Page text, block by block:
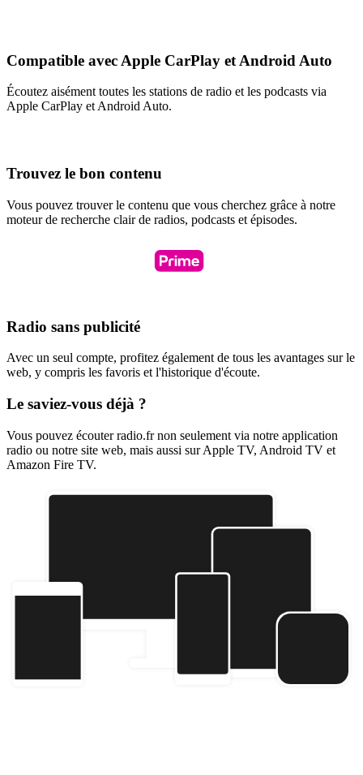
Compatible avec Apple CarPlay et Android Auto
Écoutez aisément toutes les stations de radio et les podcasts via
Apple CarPlay et Android Auto.
Trouvez le bon contenu
Vous pouvez trouver le contenu que vous cherchez grâce à notre
moteur de recherche clair de radios, podcasts et épisodes.
Radio sans publicité
Avec un seul compte, profitez également de tous les avantages sur le
web, y compris les favoris et l'historique d'écoute.
Le saviez-vous déjà ?
Vous pouvez écouter radio.fr non seulement via notre application
radio ou notre site web, mais aussi sur Apple TV, Android TV et
Amazon Fire TV.